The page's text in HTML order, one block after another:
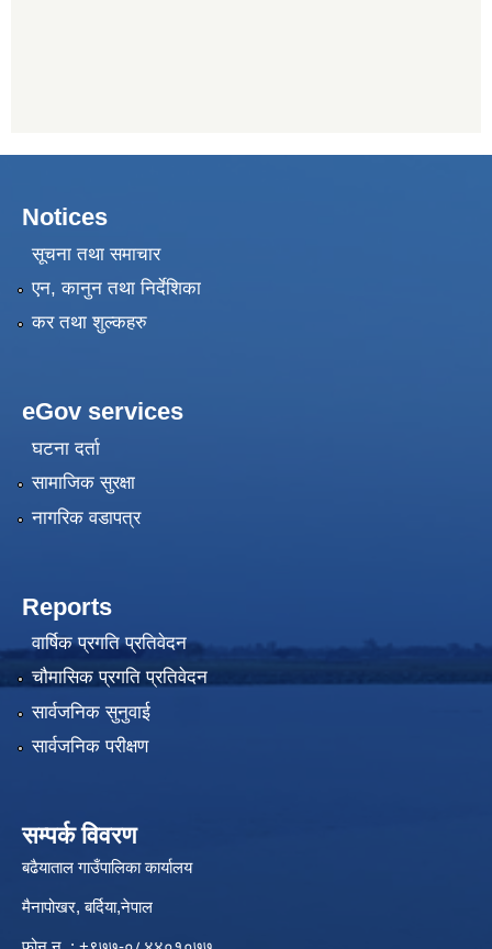
Notices
सूचना तथा समाचार
एन, कानुन तथा निर्देशिका
कर तथा शुल्कहरु
eGov services
घटना दर्ता
सामाजिक सुरक्षा
नागरिक वडापत्र
Reports
वार्षिक प्रगति प्रतिवेदन
चौमासिक प्रगति प्रतिवेदन
सार्वजनिक सुनुवाई
सार्वजनिक परीक्षण
सम्पर्क विवरण
बढैयाताल गाउँपालिका कार्यालय
मैनापोखर, बर्दिया,नेपाल